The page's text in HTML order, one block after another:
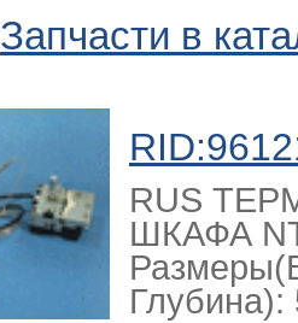
Запчасти в
RUS
ШКАФА
Глубина):